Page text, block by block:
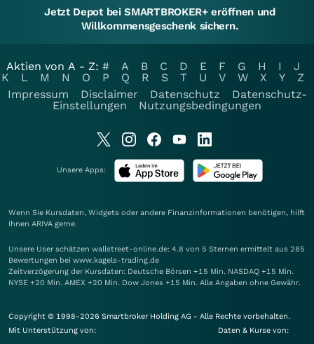
Jetzt Depot bei SMARTBROKER+ eröffnen und
Willkommensgeschenk sichern.
Aktien von A - Z: # A B C D E F G H I
J
K
L M N O P Q R S T U V W X Y
Z
Impressum
Disclaimer Datenschutz
Datenschutz-
Einstellungen
Nutzungsbedingungen
Unsere Apps:
Wenn Sie Kursdaten, Widgets oder andere Finanzinformationen benötigen, hilft
Ihnen ARIVA gerne.
Unsere User schätzen wallstreet-online.de: 4.8 von 5 Sternen ermittelt aus 285
Bewertungen bei www.kagels-trading.de
Zeitverzögerung der Kursdaten: Deutsche Börsen +15 Min. NASDAQ +15 Min.
NYSE +20 Min. AMEX +20 Min. Dow Jones +15 Min. Alle Angaben ohne Gewähr.
Copyright © 1998-2026 Smartbroker Holding AG - Alle Rechte vorbehalten.
Mit Unterstützung von:
Daten & Kurse von: